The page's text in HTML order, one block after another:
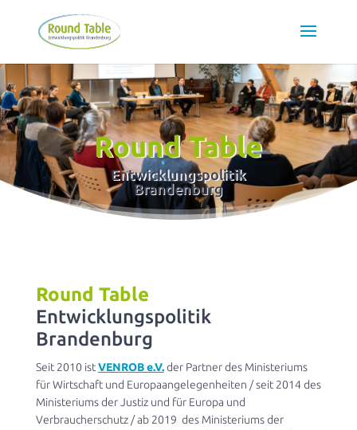
Round Table
Entwicklungspolitik
Brandenburg
Round Table
Entwicklungspolitik
Brandenburg
Seit 2010 istVENROB e.V. der Partner des Ministeriums
für Wirtschaft und Europaangelegenheiten / seit 2014 des
Ministeriums der Justiz und für Europa und
Verbraucherschutz / ab 2019 des Ministeriums der